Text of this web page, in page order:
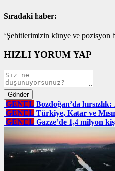
Sıradaki haber:
‘Şehitlerimizin künye ve pozisyon
HIZLI YORUM YAP
GENEL Bozdoğan’da
GENEL Türkiye, Katar ve
GENEL Gazze’de 1,4 milyon